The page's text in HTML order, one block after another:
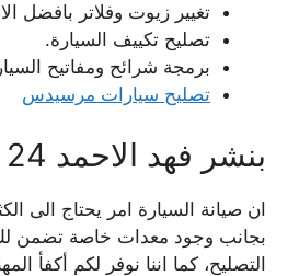
تغيير زيوت وفلاتر بافضل
تصليح تكييف السيارة.
برمجة شرائح ومفاتيح
تصليح سيارات مرسيدس
بنشر فهد الاحمد 24 ساعة
ان صيانة السيارة امر يحتاج الى
بجانب وجود معدات خاصة تضمن لك
التصليح، كما اننا نوفر لكم أكفأ